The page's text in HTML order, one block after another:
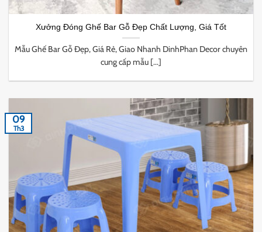
Xưởng Đóng Ghế Bar Gỗ Đẹp Chất Lượng, Giá Tốt
Mẫu Ghế Bar Gỗ Đẹp, Giá Rẻ, Giao Nhanh DinhPhan Decor chuyên
cung cấp mẫu [...]
09
Th3